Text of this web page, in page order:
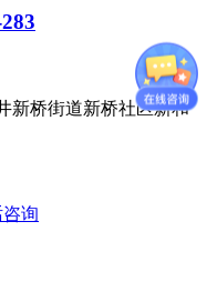
新桥街道新桥社区新和
询